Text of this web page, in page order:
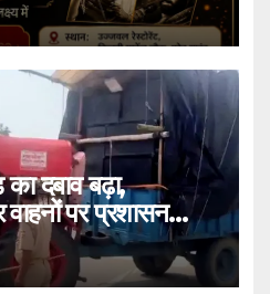
का दबाव बढ़ा,
पर प्रशासन